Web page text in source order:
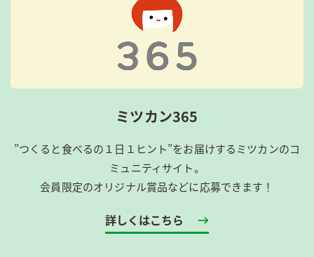
ミツカン365
”つくると食べるの１日１ヒント”をお届けするミツカンのコ
ミュニティサイト。
会員限定のオリジナル賞品などに応募できます！
詳しくはこちら